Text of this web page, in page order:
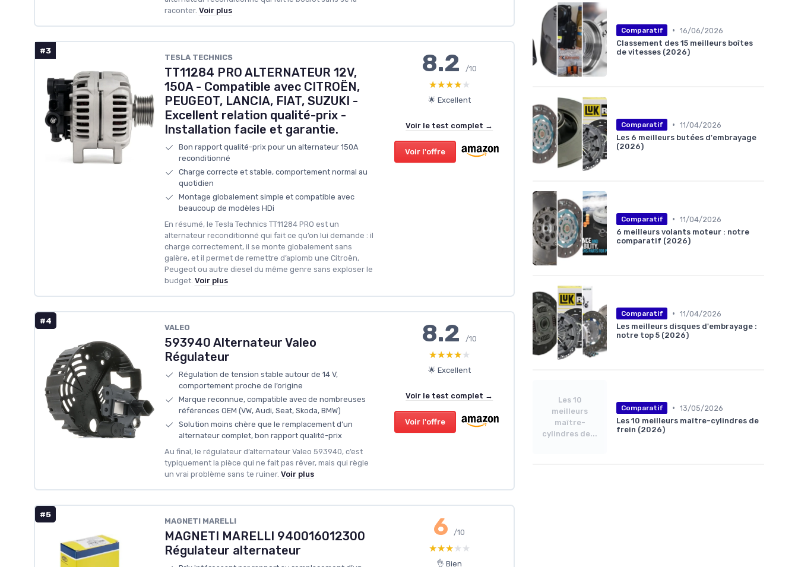
raconter. Voir plus
#3
‎TESLA TECHNICS
TT11284 PRO ALTERNATEUR 12V,
150A - Compatible avec CITROËN,
PEUGEOT, LANCIA, FIAT, SUZUKI -
Excellent relation qualité-prix -
Installation facile et garantie.
Bon rapport qualité-prix pour un alternateur 150A
reconditionné
Charge correcte et stable, comportement normal au
quotidien
Montage globalement simple et compatible avec
beaucoup de modèles HDi
En résumé, le Tesla Technics TT11284 PRO est un
alternateur reconditionné qui fait ce qu’on lui demande : il
charge correctement, il se monte globalement sans
galère, et il permet de remettre d’aplomb une Citroën,
Peugeot ou autre diesel du même genre sans exploser le
budget. Voir plus
8.2/10
★★★★★
★★★★★
🌟 Excellent
Voir le test complet →
Voir l'offre
#4
‎VALEO
593940 Alternateur Valeo
Régulateur
Régulation de tension stable autour de 14 V,
comportement proche de l’origine
Marque reconnue, compatible avec de nombreuses
références OEM (VW, Audi, Seat, Skoda, BMW)
Solution moins chère que le remplacement d’un
alternateur complet, bon rapport qualité-prix
Au final, le régulateur d’alternateur Valeo 593940, c’est
typiquement la pièce qui ne fait pas rêver, mais qui règle
un vrai problème sans te ruiner. Voir plus
8.2/10
★★★★★
★★★★★
🌟 Excellent
Voir le test complet →
Voir l'offre
#5
‎MAGNETI MARELLI
MAGNETI MARELLI 940016012300
Régulateur alternateur
6/10
★★★★★
★★★★★
👌 Bien
Comparatif • 16/06/2026
Classement des 15 meilleurs boîtes
de vitesses (2026)
Comparatif • 11/04/2026
Les 6 meilleurs butées d'embrayage
(2026)
Comparatif • 11/04/2026
6 meilleurs volants moteur : notre
comparatif (2026)
Comparatif • 11/04/2026
Les meilleurs disques d'embrayage :
notre top 5 (2026)
Les 10
meilleurs
maître-
cylindres de...
Comparatif • 13/05/2026
Les 10 meilleurs maître-cylindres de
frein (2026)